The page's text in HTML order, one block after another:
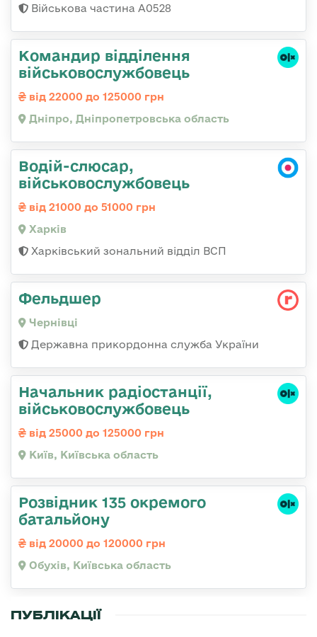
Військова частина А0528
Командир відділення
військовослужбовець
від 22000 до 125000 грн
Дніпро, Дніпропетровська область
Водій-слюсар,
військовослужбовець
від 21000 до 51000 грн
Харків
Харківський зональний відділ ВСП
Фельдшер
Чернівці
Державна прикордонна служба України
Начальник радіостанції,
військовослужбовець
від 25000 до 125000 грн
Київ, Київська область
Розвідник 135 окремого
батальйону
від 20000 до 120000 грн
Обухів, Київська область
ПУБЛІКАЦІЇ